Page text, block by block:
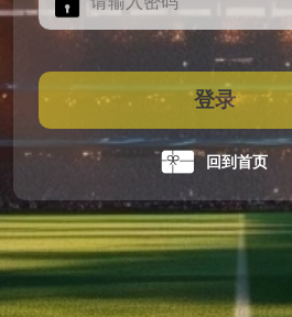
登录
回到首页